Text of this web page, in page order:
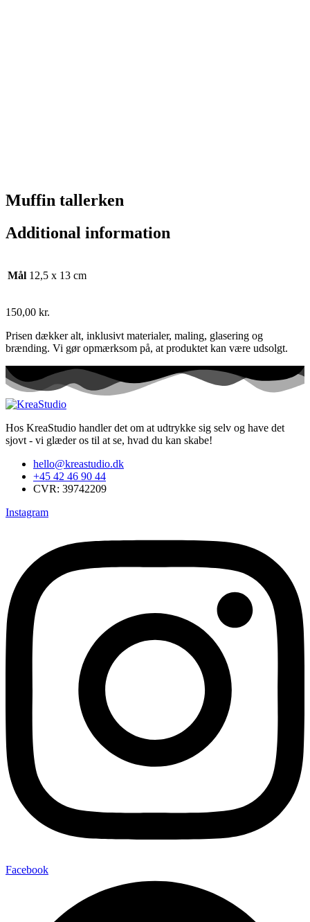
Muffin tallerken
Additional information
Mål 12,5 x 13 cm
150,00 kr.
Prisen dækker alt, inklusivt materialer, maling, glasering og
brænding. Vi gør opmærksom på, at produktet kan være udsolgt.
Hos KreaStudio handler det om at udtrykke sig selv og have det
sjovt - vi glæder os til at se, hvad du kan skabe!
hello@kreastudio.dk
+45 42 46 90 44
CVR: 39742209
Instagram
Facebook